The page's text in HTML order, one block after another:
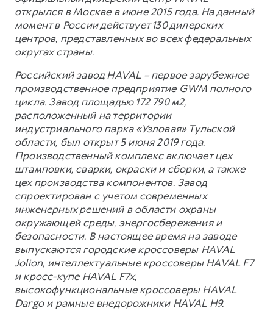
открылся в Москве в июне 2015 года. На данный
момент в России действует 130 дилерских
центров, представленных во всех федеральных
округах страны.
Российский завод HAVAL – первое зарубежное
производственное предприятие GWM полного
цикла. Завод площадью 172 790 м2,
расположенный на территории
индустриального парка «Узловая» Тульской
области, был открыт 5 июня 2019 года.
Производственный комплекс включает цех
штамповки, сварки, окраски и сборки, а также
цех производства компонентов. Завод
спроектирован с учетом современных
инженерных решений в области охраны
окружающей среды, энергосбережения и
безопасности. В настоящее время на заводе
выпускаются городские кроссоверы HAVAL
Jolion, интеллектуальные кроссоверы HAVAL F7
и кросс-купе HAVAL F7x,
высокофункциональные кроссоверы HAVAL
Dargo и рамные внедорожники HAVAL H9.